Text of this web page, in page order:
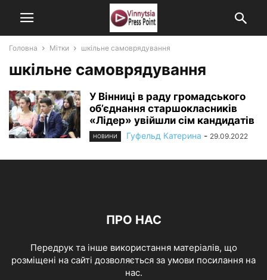
Головна Мітки шкільне самоврядування
шкільне самоврядування
У Вінниці в раду громадського
об’єднання старшокласників
«Лідер» увійшли сім кандидатів
НОВИНИ Гуфельд Катерина - 29.09.2022
ПРО НАС
Передрук та інше використання матеріалів, що
розміщені на сайті дозволяється за умови посилання на
нас.